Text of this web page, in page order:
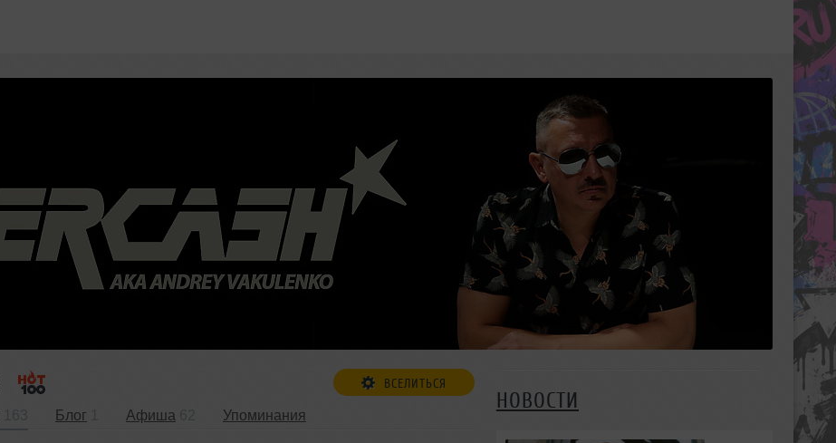
ВСЕЛИТЬСЯ
Блог Афиша Упоминания
НОВОСТИ